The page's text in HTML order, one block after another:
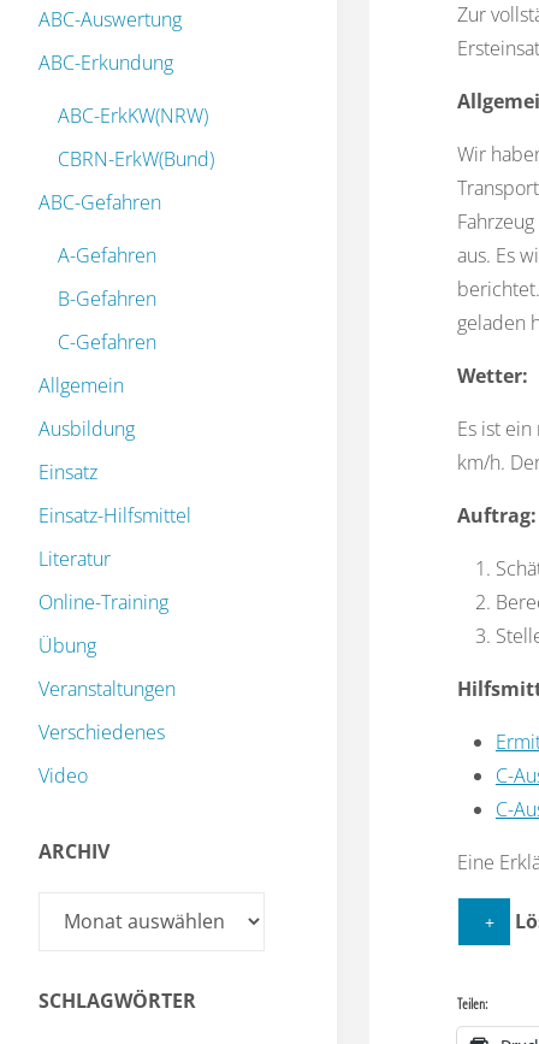
Zur
Wir
aus. Es
geladen
Wetter:
Es ist
km/h.
Auftrag:
C-
C-
Eine
Teilen:
ABC-Auswertung
ABC-Erkundung
ABC-ErkKW(NRW)
CBRN-ErkW(Bund)
ABC-Gefahren
A-Gefahren
B-Gefahren
C-Gefahren
Allgemein
Ausbildung
Einsatz
Einsatz-Hilfsmittel
Literatur
Online-Training
Übung
Veranstaltungen
Verschiedenes
Video
ARCHIV
Archiv
SCHLAGWÖRTER